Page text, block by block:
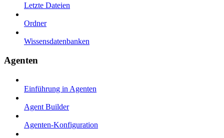
Letzte Dateien
Ordner
Wissensdatenbanken
Agenten
Einführung in Agenten
Agent Builder
Agenten-Konfiguration